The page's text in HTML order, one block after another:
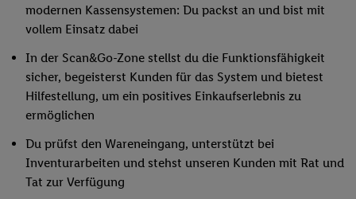
modernen Kassensystemen: Du packst an und bist mit
vollem Einsatz dabei
In der Scan&Go-Zone stellst du die Funktionsfähigkeit
sicher, begeisterst Kunden für das System und bietest
Hilfestellung, um ein positives Einkaufserlebnis zu
ermöglichen
Du prüfst den Wareneingang, unterstützt bei
Inventurarbeiten und stehst unseren Kunden mit Rat und
Tat zur Verfügung